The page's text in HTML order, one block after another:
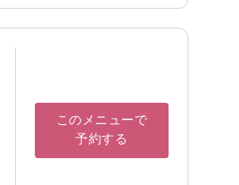
このメニューで
予約する